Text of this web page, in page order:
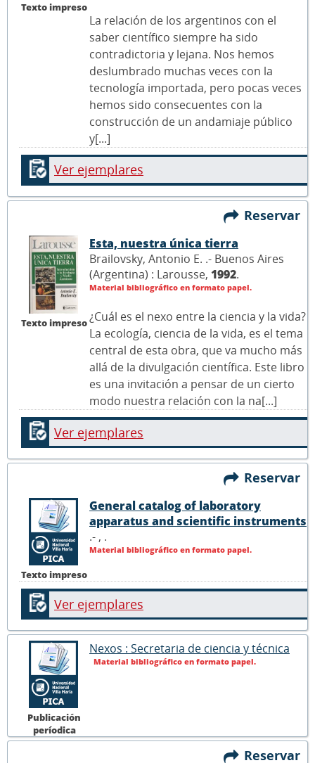
Texto impreso
La relación de los argentinos con el
saber científico siempre ha sido
contradictoria y lejana. Nos hemos
deslumbrado muchas veces con la
tecnología importada, pero pocas veces
hemos sido consecuentes con la
construcción de un andamiaje público
y[...]
Ver ejemplares
Reservar
Texto impreso
Esta, nuestra única tierra
Brailovsky, Antonio E. .- Buenos Aires
(Argentina) : Larousse, 1992.
Material bibliográfico en formato papel.
¿Cuál es el nexo entre la ciencia y la vida?
La ecología, ciencia de la vida, es el tema
central de esta obra, que va mucho más
allá de la divulgación científica. Este libro
es una invitación a pensar de un cierto
modo nuestra relación con la na[...]
Ver ejemplares
Reservar
Texto impreso
General catalog of laboratory
apparatus and scientific instruments
.- , .
Material bibliográfico en formato papel.
Ver ejemplares
Publicación
períodica
Nexos : Secretaria de ciencia y técnica
Material bibliográfico en formato papel.
Reservar